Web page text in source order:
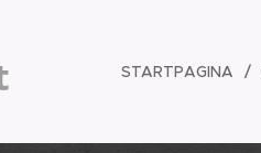
STARTPAGINA